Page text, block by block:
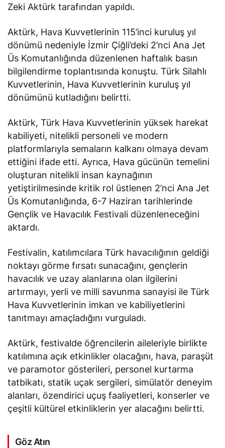
Zeki Aktürk tarafından yapıldı.
Aktürk, Hava Kuvvetlerinin 115’inci kuruluş yıl
dönümü nedeniyle İzmir Çiğli’deki 2’nci Ana Jet
Üs Komutanlığında düzenlenen haftalık basın
bilgilendirme toplantısında konuştu. Türk Silahlı
Kuvvetlerinin, Hava Kuvvetlerinin kuruluş yıl
dönümünü kutladığını belirtti.
Aktürk, Türk Hava Kuvvetlerinin yüksek harekat
kabiliyeti, nitelikli personeli ve modern
platformlarıyla semaların kalkanı olmaya devam
ettiğini ifade etti. Ayrıca, Hava gücünün temelini
oluşturan nitelikli insan kaynağının
yetiştirilmesinde kritik rol üstlenen 2’nci Ana Jet
Üs Komutanlığında, 6-7 Haziran tarihlerinde
Gençlik ve Havacılık Festivali düzenleneceğini
aktardı.
Festivalin, katılımcılara Türk havacılığının geldiği
noktayı görme fırsatı sunacağını, gençlerin
havacılık ve uzay alanlarına olan ilgilerini
artırmayı, yerli ve milli savunma sanayisi ile Türk
Hava Kuvvetlerinin imkan ve kabiliyetlerini
tanıtmayı amaçladığını vurguladı.
Aktürk, festivalde öğrencilerin aileleriyle birlikte
katılımına açık etkinlikler olacağını, hava, paraşüt
ve paramotor gösterileri, personel kurtarma
tatbikatı, statik uçak sergileri, simülatör deneyim
alanları, özendirici uçuş faaliyetleri, konserler ve
çeşitli kültürel etkinliklerin yer alacağını belirtti.
Göz Atın